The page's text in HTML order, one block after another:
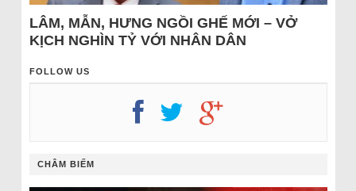
LÂM, MẪN, HƯNG NGỒI GHẾ MỚI – VỞ
KỊCH NGHÌN TỶ VỚI NHÂN DÂN
FOLLOW US
CHÂM BIẾM